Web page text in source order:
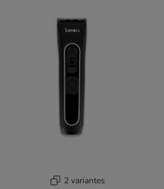
2 variantes